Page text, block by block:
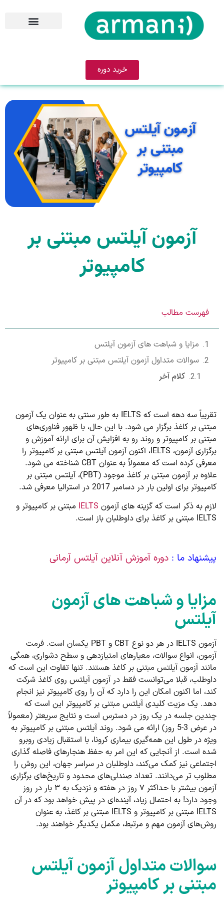
خرید دوره
آزمون آیلتس مبتنی بر
کامپیوتر
فهرست مطالب
مزایا و شباهت های آزمون آیلتس
سوالات متداول آزمون آیلتس مبتنی بر کامپیوتر
کلام آخر
تقریباً سه دهه است که IELTS به طور سنتی به عنوان یک آزمون
مبتنی بر کاغذ برگزار می شود. با این حال، با ظهور فناوری‌های
مبتنی بر کامپیوتر و روند رو به افزایش آن برای ارائه آموزش و
برگزاری آزمون، IELTS، اکنون آزمون آیلتس مبتنی بر کامپیوتر را
معرفی کرده است که معمولاً به عنوان CBT شناخته می شود.
علاوه بر آزمون مبتنی بر کاغذ موجود (PBT)، آیلتس مبتنی بر
کامپیوتر برای اولین بار در دسامبر 2017 در استرالیا معرفی شد.
لازم به ذکر است که گزینه های آزمون IELTS مبتنی بر کامپیوتر و
IELTS مبتنی بر کاغذ برای داوطلبان باز است.
پیشنهاد ما : دوره آموزش آنلاین آیلتس آرمانی
مزایا و شباهت های آزمون
آیلتس
آزمون IELTS در هر دو نوع CBT و PBT یکسان است. فرمت
آزمون، انواع سوالات، معیارهای امتیازدهی و سطح دشواری، همگی
مانند آزمون آیلتس مبتنی بر کاغذ هستند. تنها تفاوت این است که
داوطلب، قبلا می‌توانست فقط در آزمون آیلتس روی کاغذ شرکت
کند، اما اکنون امکان این را دارد که آن را روی کامپیوتر نیز انجام
دهد. یک مزیت کلیدی آیلتس مبتنی بر کامپیوتر این است که
چندین جلسه در یک روز در دسترس است و نتایج سریعتر (معمولاً
در عرض 3-5 روز) ارائه می شود. روند آیلتس مبتنی بر کامپیوتر به
ویژه در طول این همه‌گیری بیماری کرونا، با استقبال زیادی روبرو
شده است. از آنجایی که این امر به حفظ هنجارهای فاصله گذاری
اجتماعی نیز کمک می‌کند، داوطلبان در سراسر جهان، این روش را
مطلوب تر می‌دانند. تعداد صندلی‌های محدود و تاریخ‌های برگزاری
آزمون بیشتر با حداکثر ۷ روز در هفته و نزدیک به ۳ بار در روز
وجود دارد! به احتمال زیاد، آینده‌ای در پیش خواهد بود که در آن
IELTS مبتنی بر کامپیوتر و IELTS مبتنی بر کاغذ، به عنوان
روش‌های آزمون مهم و مرتبط، مکمل یکدیگر خواهند بود.
سوالات متداول آزمون آیلتس
مبتنی بر کامپیوتر